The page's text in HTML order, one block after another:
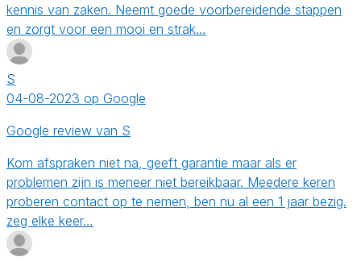
kennis van zaken. Neemt goede voorbereidende stappen
en zorgt voor een mooi en strak…
S
04-08-2023 op Google
Google review van S
Kom afspraken niet na, geeft garantie maar als er
problemen zijn is meneer niet bereikbaar. Meedere keren
proberen contact op te nemen, ben nu al een 1 jaar bezig.
zeg elke keer…